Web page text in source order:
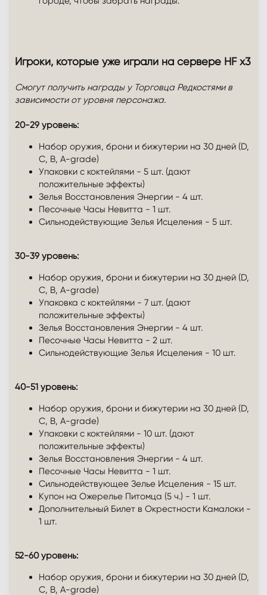
Игроки, которые уже играли на сервере HF x3
Смогут получить награды у Торговца Редкостями в
зависимости от уровня персонажа.
20-29 уровень:
Набор оружия, брони и бижутерии на 30 дней (D,
C, B, A-grade)
Упаковки с коктейлями - 5 шт. (дают
положительные эффекты)
Зелья Восстановления Энергии - 4 шт.
Песочные Часы Невитта - 1 шт.
Сильнодействующие Зелья Исцеления - 5 шт.
30-39 уровень:
Набор оружия, брони и бижутерии на 30 дней (D,
C, B, A-grade)
Упаковка с коктейлями - 7 шт. (дают
положительные эффекты)
Зелья Восстановления Энергии - 4 шт.
Песочные Часы Невитта - 2 шт.
Сильнодействующие Зелья Исцеления - 10 шт.
40-51 уровень:
Набор оружия, брони и бижутерии на 30 дней (D,
C, B, A-grade)
Упаковки с коктейлями - 10 шт. (дают
положительные эффекты)
Зелья Восстановления Энергии - 4 шт.
Песочные Часы Невитта - 1 шт.
Сильнодействующее Зелье Исцеления - 15 шт.
Купон на Ожерелье Питомца (5 ч.) - 1 шт.
Дополнительный Билет в Окрестности Камалоки -
1 шт.
52-60 уровень:
Набор оружия, брони и бижутерии на 30 дней (D,
C, B, A-grade)